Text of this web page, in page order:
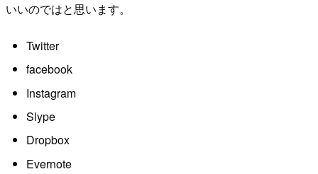
いいのではと思います。
Twitter
facebook
Instagram
Slype
Dropbox
Evernote